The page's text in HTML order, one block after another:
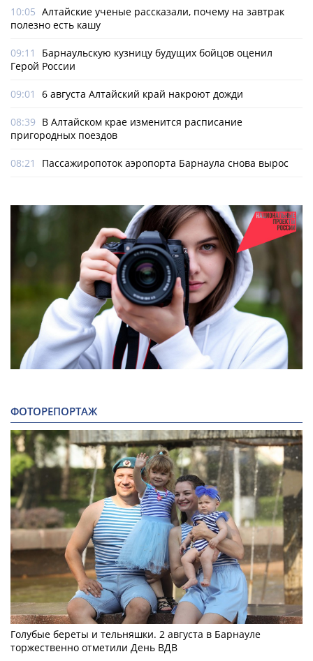
10:05 Алтайские ученые рассказали, почему на завтрак
полезно есть кашу
09:11
Барнаульскую кузницу будущих бойцов оценил
Герой России
09:01 6 августа Алтайский край накроют дожди
08:39 В Алтайском крае изменится расписание
пригородных поездов
08:21 Пассажиропоток аэропорта Барнаула снова вырос
ФОТОРЕПОРТАЖ
Голубые береты и тельняшки. 2 августа в Барнауле
торжественно отметили День ВДВ